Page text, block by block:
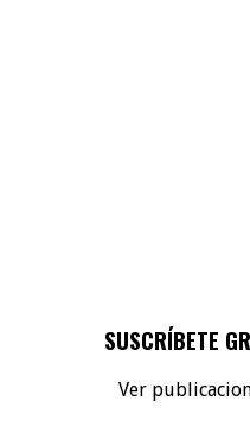
SUSCRÍBETE
Ver